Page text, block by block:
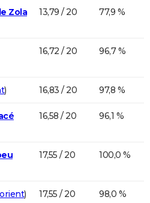
Zola
13,79 / 20 77,9 %
16,72 / 20 96,7 %
) 16,83 / 20 97,8 %
16,58 / 20 96,1 %
17,55 / 20 100,0 %
) 17,55 / 20 98,0 %